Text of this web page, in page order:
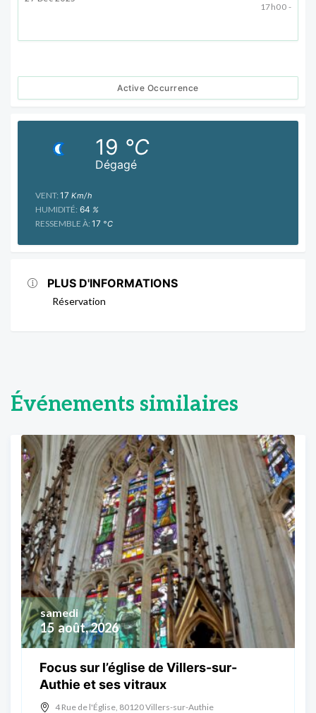
17h00 -
Active Occurrence
Dégagé
19 °C
VENT: 17 Km/h
HUMIDITÉ: 64 %
RESSEMBLE À: 17 °C
PLUS D'INFORMATIONS
Réservation
Événements similaires
15 août, 2026
samedi
Focus sur l’église de Villers-sur-
Authie et ses vitraux
4 Rue de l'Église, 80120 Villers-sur-Authie